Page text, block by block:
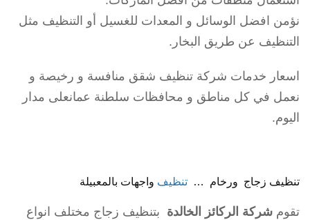
نؤمن افضل الوسائل و المعدات للغسيل أو التنظيف مثل
التنظيف عن طريق البخار.
اسعار خدمات شركة تنظيف شقق منافسة و رخيصة و
نعمل في كل مناطق و محافظات سلطنة عمانعلى مدار
اليوم.
تنظيف زجاج ورخام … تنظيف واجهات بالمعبيلة
تقوم شركة الركائز الخالدة بتنظيف زجاج مختلف انواع